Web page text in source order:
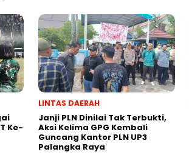
Ke-
LINTAS DAERAH
Janji PLN Dinilai Tak Terbukti,
Aksi Kelima GPG Kembali
Guncang Kantor PLN UP3
Palangka Raya